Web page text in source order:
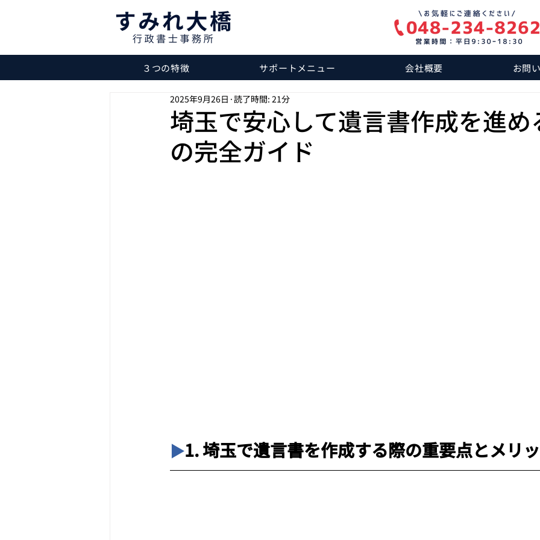
３つの特徴 サポートメニュー 会社概要 お問
埼玉で安心して遺言書作成を進め
の完全ガイド
2025年9月26日 読了時間: 21分
▶︎1. 埼玉で遺言書を作成する際の重要点とメリ